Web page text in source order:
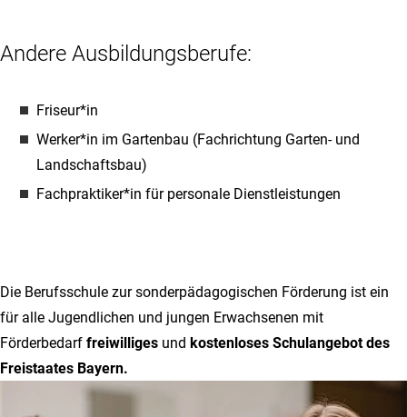
Andere Ausbildungsberufe:
Friseur*in
Werker*in im Gartenbau (Fachrichtung Garten- und
Landschaftsbau)
Fachpraktiker*in für personale Dienstleistungen
Die Berufsschule zur sonderpädagogischen Förderung ist ein
für alle Jugendlichen und jungen Erwachsenen mit
Förderbedarf freiwilliges und kostenloses Schulangebot des
Freistaates Bayern.